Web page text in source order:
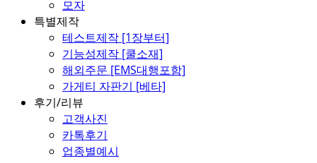
모자
특별제작
테스트제작 [1장부터]
기능성제작 [쿨소재]
해외주문 [EMS대행포함]
가게티 자판기 [베타]
후기/리뷰
고객사진
카톡후기
업종별예시